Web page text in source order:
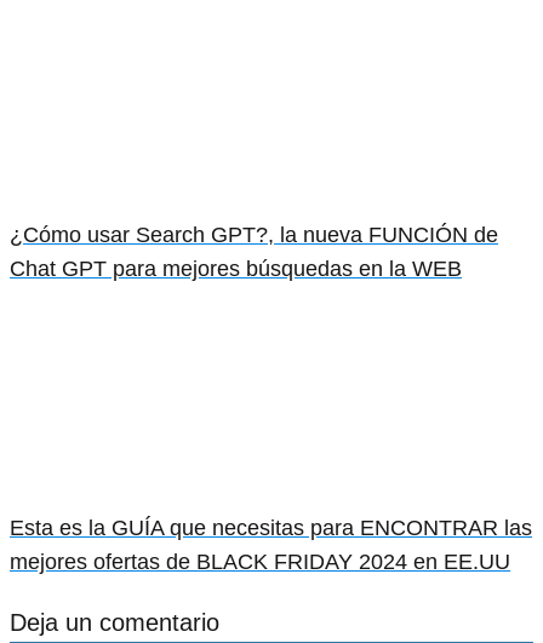
¿Cómo usar Search GPT?, la nueva FUNCIÓN de
Chat GPT para mejores búsquedas en la WEB
Esta es la GUÍA que necesitas para ENCONTRAR las
mejores ofertas de BLACK FRIDAY 2024 en EE.UU
Deja un comentario